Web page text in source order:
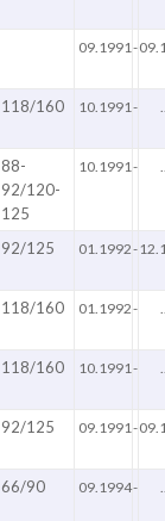
09.1991 -
118/160 10.1991 -
88-
92/120-
125
10.1991 -
92/125 01.1992-
118/160 01.1992-
118/160 10.1991 -
92/125 09.1991 -
66/90 09.1994-